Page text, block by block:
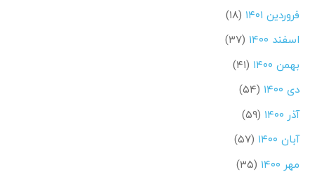
فروردین ۱۴۰۱
(۱۸)
اسفند ۱۴۰۰
(۳۷)
بهمن ۱۴۰۰
(۴۱)
دی ۱۴۰۰
(۵۴)
آذر ۱۴۰۰
(۵۹)
آبان ۱۴۰۰
(۵۷)
مهر ۱۴۰۰
(۳۵)